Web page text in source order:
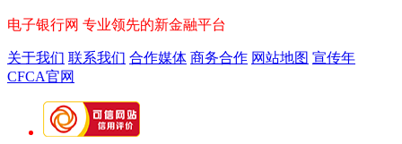
电子银行网 专业领先的新金融平台
关于我们 联系我们 合作媒体 商务合作 网站地图 宣传年
CFCA官网